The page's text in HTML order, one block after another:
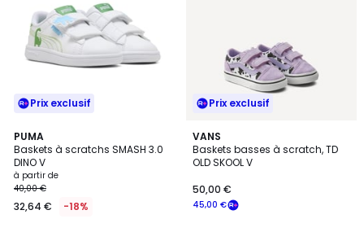
Prix exclusif
PUMA
Baskets à scratchs SMASH 3.0
DINO V
à partir de
40,00 €
32,64 € -18%
Prix exclusif
VANS
Baskets basses à scratch, TD
OLD SKOOL V
45,00 €
50,00 €